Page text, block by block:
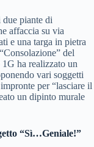
due piante di
affaccia su via
e una targa in pietra
del
ha realizzato un
vari soggetti
per “lasciare il
un dipinto murale
“Sì…Geniale!”